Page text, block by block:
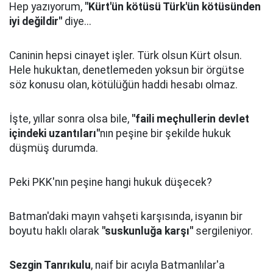
Hep yazıyorum, "Kürt'ün kötüsü Türk'ün kötüsünden
iyi değildir" diye...
Caninin hepsi cinayet işler. Türk olsun Kürt olsun.
Hele hukuktan, denetlemeden yoksun bir örgütse
söz konusu olan, kötülüğün haddi hesabı olmaz.
İşte, yıllar sonra olsa bile, "faili meçhullerin devlet
içindeki uzantıları"nın peşine bir şekilde hukuk
düşmüş durumda.
Peki PKK'nın peşine hangi hukuk düşecek?
Batman'daki mayın vahşeti karşısında, isyanın bir
boyutu haklı olarak "suskunluğa karşı" sergileniyor.
Sezgin Tanrıkulu, naif bir acıyla Batmanlılar'a